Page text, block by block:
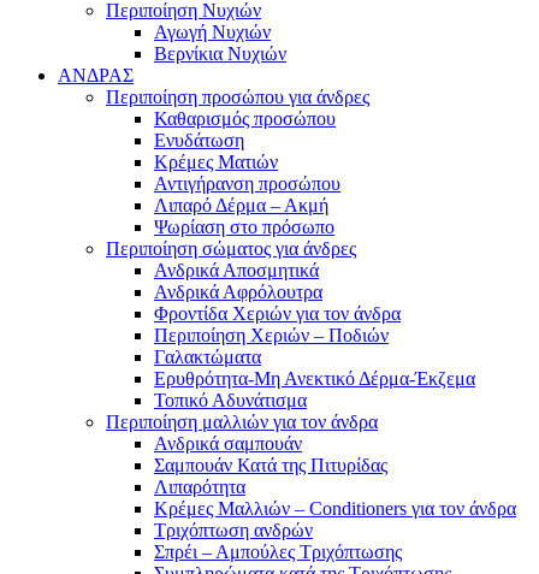
Περιποίηση Νυχιών
Αγωγή Νυχιών
Βερνίκια Νυχιών
ΑΝΔΡΑΣ
Περιποίηση προσώπου για άνδρες
Καθαρισμός προσώπου
Ενυδάτωση
Κρέμες Ματιών
Αντιγήρανση προσώπου
Λιπαρό Δέρμα – Ακμή
Ψωρίαση στο πρόσωπο
Περιποίηση σώματος για άνδρες
Ανδρικά Αποσμητικά
Ανδρικά Αφρόλουτρα
Φροντίδα Χεριών για τον άνδρα
Περιποίηση Χεριών – Ποδιών
Γαλακτώματα
Ερυθρότητα-Μη Ανεκτικό Δέρμα-Έκζεμα
Τοπικό Αδυνάτισμα
Περιποίηση μαλλιών για τον άνδρα
Ανδρικά σαμπουάν
Σαμπουάν Κατά της Πιτυρίδας
Λιπαρότητα
Κρέμες Μαλλιών – Conditioners για τον άνδρα
Τριχόπτωση ανδρών
Σπρέι – Αμπούλες Τριχόπτωσης